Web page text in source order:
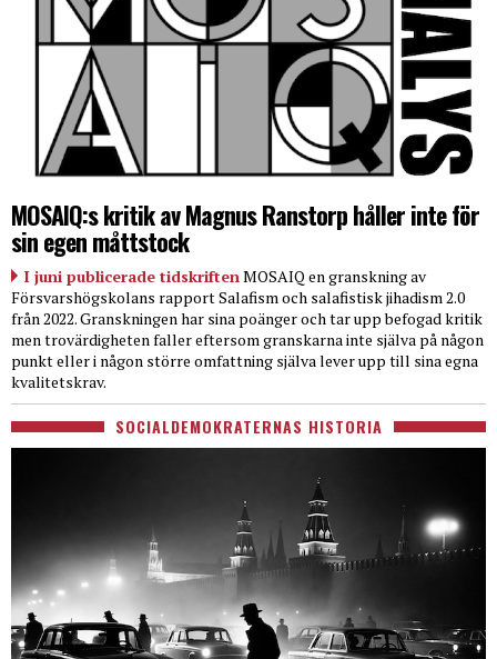
MOSAIQ:s kritik av Magnus Ranstorp håller inte för
sin egen måttstock
I juni publicerade tidskriften MOSAIQ en granskning av
Försvarshögskolans rapport Salafism och salafistisk jihadism 2.0
från 2022. Granskningen har sina poänger och tar upp befogad kritik
men trovärdigheten faller eftersom granskarna inte själva på någon
punkt eller i någon större omfattning själva lever upp till sina egna
kvalitetskrav.
SOCIALDEMOKRATERNAS HISTORIA